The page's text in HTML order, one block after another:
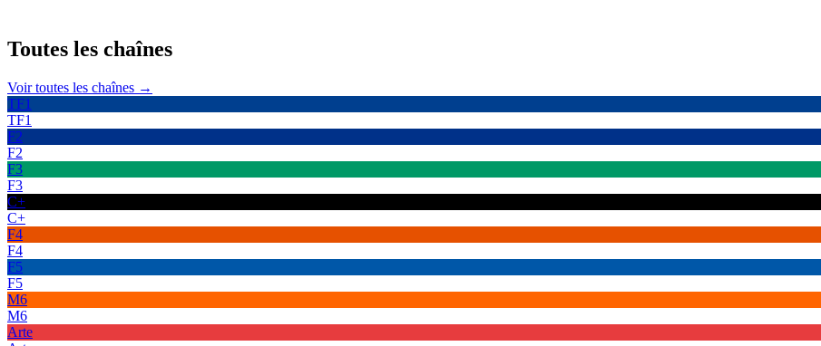
Toutes les chaînes
Voir toutes les chaînes →
TF1
TF1
F2
F2
F3
F3
C+
C+
F4
F4
F5
F5
M6
M6
Arte